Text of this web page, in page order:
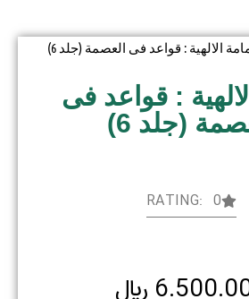
الالهیة : قواعد فی العصمة (جلد 6)
: قواعد فی
(جلد 6)
RATING: 0
﷼